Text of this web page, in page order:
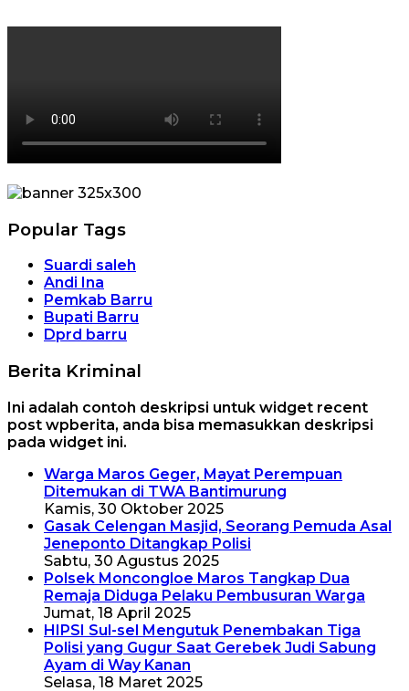
Popular Tags
Suardi saleh
Andi Ina
Pemkab Barru
Bupati Barru
Dprd barru
Berita Kriminal
Ini adalah contoh deskripsi untuk widget recent
post wpberita, anda bisa memasukkan deskripsi
pada widget ini.
Warga Maros Geger, Mayat Perempuan
Ditemukan di TWA Bantimurung
Kamis, 30 Oktober 2025
Gasak Celengan Masjid, Seorang Pemuda Asal
Jeneponto Ditangkap Polisi
Sabtu, 30 Agustus 2025
Polsek Moncongloe Maros Tangkap Dua
Remaja Diduga Pelaku Pembusuran Warga
Jumat, 18 April 2025
HIPSI Sul-sel Mengutuk Penembakan Tiga
Polisi yang Gugur Saat Gerebek Judi Sabung
Ayam di Way Kanan
Selasa, 18 Maret 2025